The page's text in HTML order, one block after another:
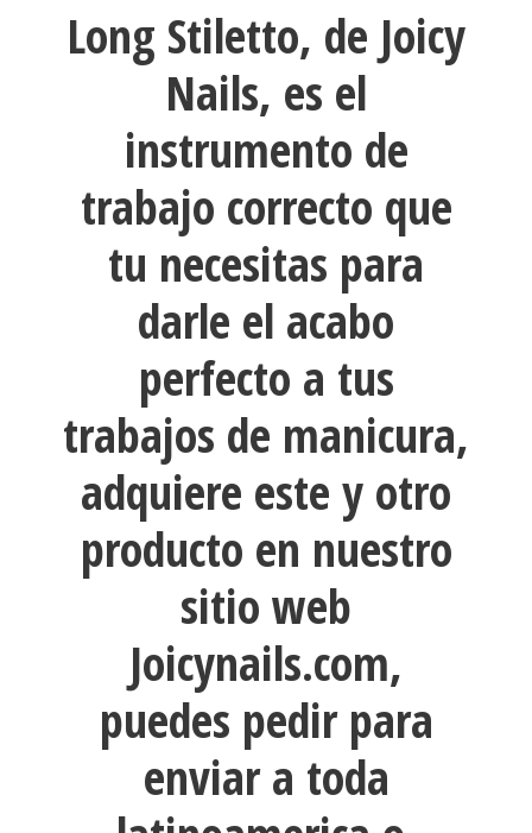
Long Stiletto, de Joicy
Nails, es el
instrumento de
trabajo correcto que
tu necesitas para
darle el acabo
perfecto a tus
trabajos de manicura,
adquiere este y otro
producto en nuestro
sitio web
Joicynails.com,
puedes pedir para
enviar a toda